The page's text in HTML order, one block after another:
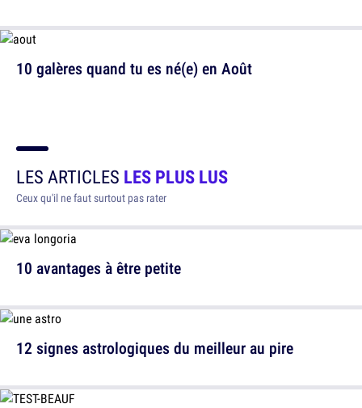
10 galères quand tu es né(e) en Août
LES ARTICLES LES PLUS LUS
Ceux qu'il ne faut surtout pas rater
10 avantages à être petite
12 signes astrologiques du meilleur au pire